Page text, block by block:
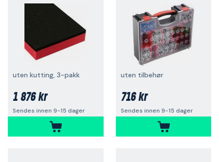
uten kutting, 3-pakk
1 876 kr
Sendes innen 9-15 dager
uten tilbehør
716 kr
Sendes innen 9-15 dager